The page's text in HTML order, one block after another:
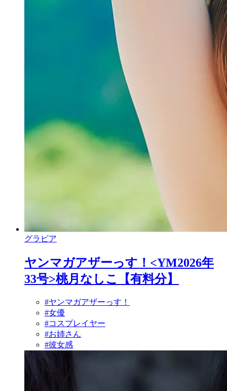
グラビア
ヤンマガアザーっす！<YM2026年
33号>桃月なしこ【有料分】
#ヤンマガアザーっす！
#女優
#コスプレイヤー
#お姉さん
#彼女感